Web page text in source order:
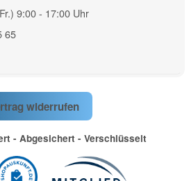
9:00 - 17:00 Uhr
65
widerrufen
- Abgesichert - Verschlüsselt